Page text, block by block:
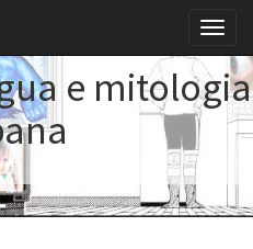
e mitologia